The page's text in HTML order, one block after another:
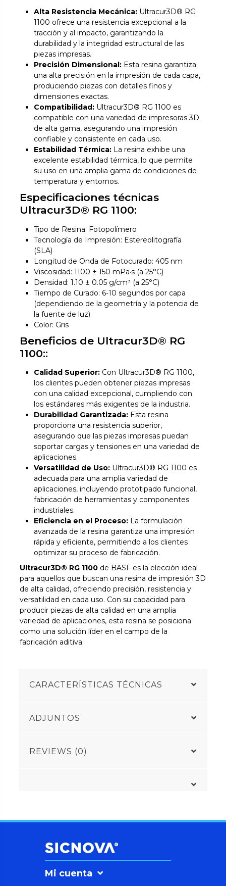
Alta Resistencia Mecánica: Ultracur3D® RG
1100 ofrece una resistencia excepcional a la
tracción y al impacto, garantizando la
durabilidad y la integridad estructural de las
piezas impresas.
Precisión Dimensional: Esta resina garantiza
una alta precisión en la impresión de cada capa,
produciendo piezas con detalles finos y
dimensiones exactas.
Compatibilidad: Ultracur3D® RG 1100 es
compatible con una variedad de impresoras 3D
de alta gama, asegurando una impresión
confiable y consistente en cada uso.
Estabilidad Térmica: La resina exhibe una
excelente estabilidad térmica, lo que permite
su uso en una amplia gama de condiciones de
temperatura y entornos.
Especificaciones técnicas
Ultracur3D® RG 1100:
Tipo de Resina: Fotopolímero
Tecnología de Impresión: Estereolitografía
(SLA)
Longitud de Onda de Fotocurado: 405 nm
Viscosidad: 1100 ± 150 mPa·s (a 25°C)
Densidad: 1.10 ± 0.05 g/cm³ (a 25°C)
Tiempo de Curado: 6-10 segundos por capa
(dependiendo de la geometría y la potencia de
la fuente de luz)
Color: Gris
Beneficios de Ultracur3D® RG
1100::
Calidad Superior: Con Ultracur3D® RG 1100,
los clientes pueden obtener piezas impresas
con una calidad excepcional, cumpliendo con
los estándares más exigentes de la industria.
Durabilidad Garantizada: Esta resina
proporciona una resistencia superior,
asegurando que las piezas impresas puedan
soportar cargas y tensiones en una variedad de
aplicaciones.
Versatilidad de Uso: Ultracur3D® RG 1100 es
adecuada para una amplia variedad de
aplicaciones, incluyendo prototipado funcional,
fabricación de herramientas y componentes
industriales.
Eficiencia en el Proceso: La formulación
avanzada de la resina garantiza una impresión
rápida y eficiente, permitiendo a los clientes
optimizar su proceso de fabricación.
Ultracur3D® RG 1100 de BASF es la elección ideal
para aquellos que buscan una resina de impresión 3D
de alta calidad, ofreciendo precisión, resistencia y
versatilidad en cada uso. Con su capacidad para
producir piezas de alta calidad en una amplia
variedad de aplicaciones, esta resina se posiciona
como una solución líder en el campo de la
fabricación aditiva.
CARACTERÍSTICAS TÉCNICAS
ADJUNTOS
REVIEWS (0)
Mi cuenta